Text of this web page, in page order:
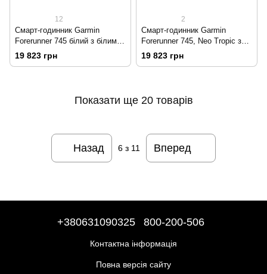
12
Смарт-годинник Garmin
Forerunner 745 білий з білим
ремінцем
19 823 грн
2
Смарт-годинник Garmin
Forerunner 745, Neo Tropic з
бірюзовим ремінцем
19 823 грн
Показати ще 20 товарів
Назад 6 з 11 Вперед
+380631090325 800-200-506
Контактна інформація
Повна версія сайту